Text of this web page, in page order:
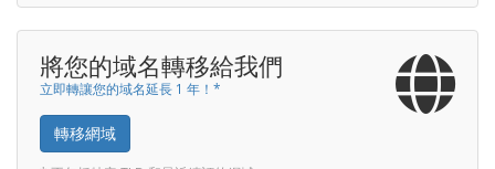
將您的域名轉移給我們
立即轉讓您的域名延長 1 年！*
轉移網域